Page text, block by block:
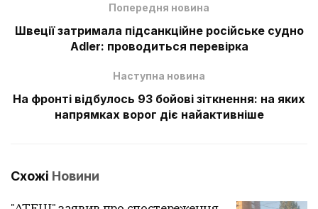
Попередня новина
Швеції затримала підсанкційне російське судно
Adler: проводиться перевірка
Наступна новина
На фронті відбулось 93 бойові зіткнення: на яких
напрямках ворог діє найактивніше
Схожі Новини